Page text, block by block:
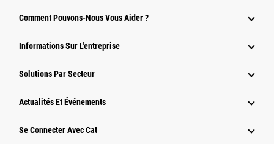
Comment Pouvons-Nous Vous Aider ?
Informations Sur L'entreprise
Solutions Par Secteur
Actualités Et Événements
Se Connecter Avec Cat